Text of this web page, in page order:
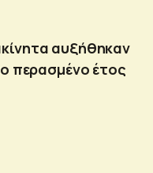
αυξήθηκαν
περασμένο έτος